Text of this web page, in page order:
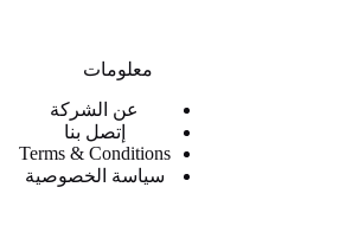
معلومات
عن الشركة
إتصل بنا
Terms & Conditions
سياسة الخصوصية